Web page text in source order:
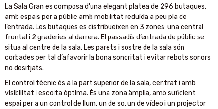
La Sala Gran es composa d'una elegant platea de 296 butaques,
amb espais per a públic amb mobilitat reduïda a peu pla de
l’entrada. Les butaques es distribueixen en 3 zones: una central
frontal i 2 graderies al darrera. El passadís d’entrada de públic se
situa al centre de la sala. Les parets i sostre de la sala són
corbades per tal d’afavorir la bona sonoritat i evitar rebots sonors
no desitjats.
El control tècnic és a la part superior de la sala, centrat i amb
visibilitat i escolta òptima. És una zona àmplia, amb suficient
espai per a un control de llum, un de so, un de vídeo i un projector